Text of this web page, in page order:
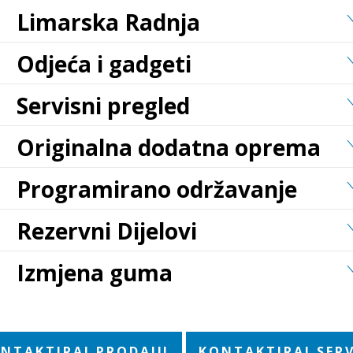
Limarska Radnja
Odjeća i gadgeti
Servisni pregled
Originalna dodatna oprema
Programirano održavanje
Rezervni Dijelovi
Izmjena guma